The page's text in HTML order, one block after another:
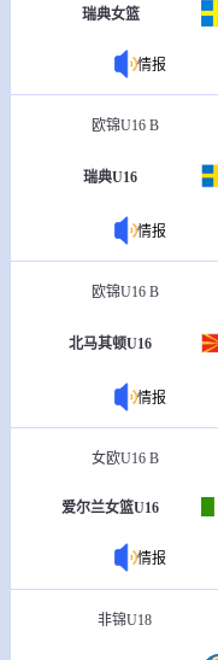
瑞典女篮
情报
欧锦U16 B
瑞典U16
情报
欧锦U16 B
北马其顿U16
情报
女欧U16 B
爱尔兰女篮U16
情报
非锦U18